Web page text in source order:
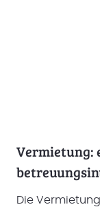
Vermietung:
Die